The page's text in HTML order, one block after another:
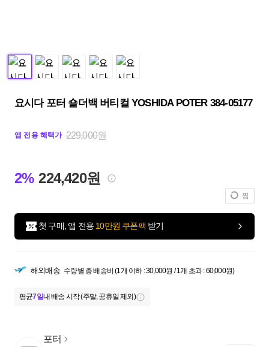
요시다 포터 숄더백 버티컬 YOSHIDA POTER 384-05177
앱 전용 혜택가 229,000원
2% 224,420원
찜
첫 구매, 앱 전용 10만원 쿠폰팩 받기
해외배송 수량별 총 배송비 (1개 이하 : 30,000원 / 1개 초과 : 60,000원)
평균7일내 배송 시작 (주말, 공휴일 제외)
포터